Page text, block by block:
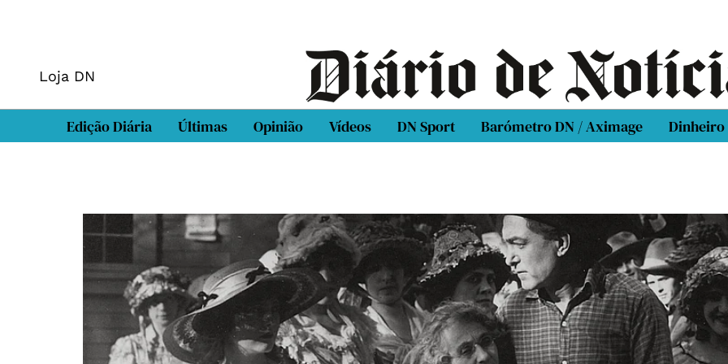
Loja DN
Edição Diária Últimas Opinião Vídeos DN Sport Barómetro DN / Aximage Dinheiro